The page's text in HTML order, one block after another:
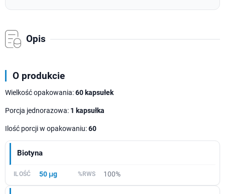
Opis
O produkcie
Wielkość opakowania:60 kapsułek
Porcja jednorazowa: 1 kapsułka
Ilość porcji w opakowaniu:60
Biotyna
50 μg 100%